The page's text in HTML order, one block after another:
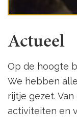
Actueel
Op de hoogte
We hebben
rijtje gezet.
activiteiten en